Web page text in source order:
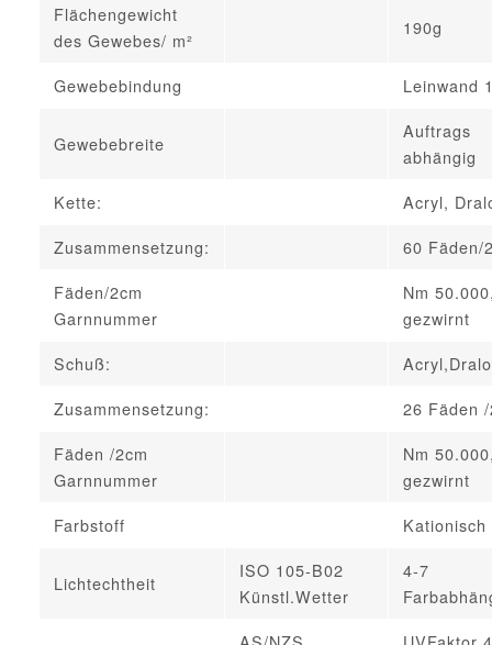
Flächengewicht
des Gewebes/ m²
190g
Gewebebindung Leinwand
Gewebebreite
Auftrags
abhängig
Kette:
Acryl,
Zusammensetzung:
60 Fäden/
Fäden/2cm
Garnnummer
Nm
gezwirnt
Schuß:
Zusammensetzung:
26 Fäden
Fäden /2cm
Garnnummer
Nm
gezwirnt
Farbstoff
Kationisch
Lichtechtheit
ISO 105-B02
Künstl.Wetter
4-7